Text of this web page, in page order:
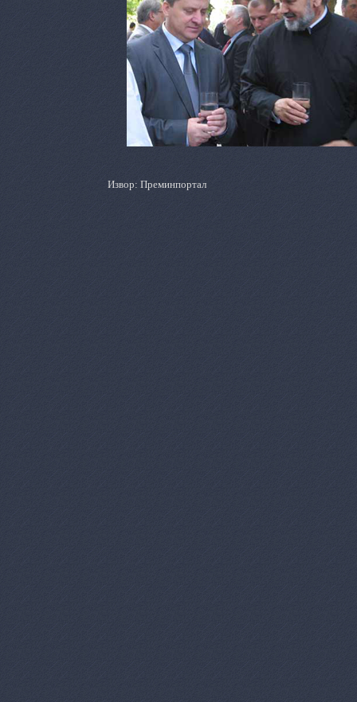
Извор: Преминпортал